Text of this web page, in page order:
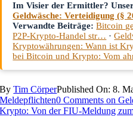
Im Visier der Ermittler?
Geldwäsche: Verteidigung (§
Verwandte Beiträge: Bitcoin
P2P-Krypto-Handel str… ·
Kryptowährungen: Wann ist
bei Bitcoin und Krypto: Vom
ByTim CörperPublished On: 8.
Meldepflichten0 Comments on
Krypto: Von der FIU-Meldung